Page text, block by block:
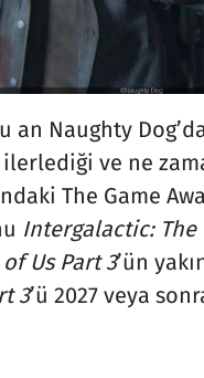
an Naughty
ve ne
The Game
Intergalactic:
Us Part 3’ün
3’ü 2027 veya